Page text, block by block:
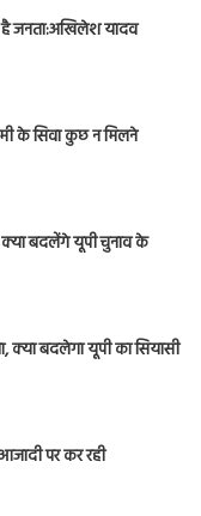
है जनता:अखिलेश यादव
के सिवा कुछ न मिलने
बदलेंगे यूपी चुनाव के
क्या बदलेगा यूपी का सियासी
पर कर रही